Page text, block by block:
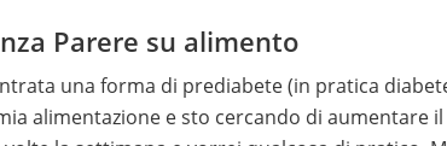
Parere su alimento
una forma di prediabete (in pratica
alimentazione e sto cercando di aumentare